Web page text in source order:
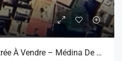
Maison Traditionnelle Titrée À Vendre – Médina De Tiznit – 1 100 M²